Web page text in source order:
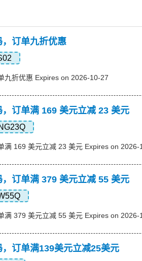
订单九折优惠
九折优惠 Expires on 2026-10-27
订单满 169 美元立减 23 美元
满 169 美元立减 23 美元 Expires on 2026-
订单满 379 美元立减 55 美元
满 379 美元立减 55 美元 Expires on 2026-
订单满139美元立减25美元